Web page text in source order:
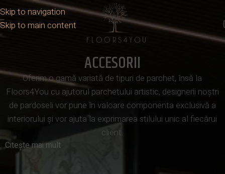
Skip to navigation
Skip to main content
ACCESORII
Oferim o gamă variată de tipuri de parchet, însă la
Floors4You cu ajutorul parchetului artistic, designerii noștri
de pardoseli vor pune în valoare componenta exclusivă a
interiorului și vor ajuta la exprimarea stilului unic al fiecărui
client.
Citește mai mult